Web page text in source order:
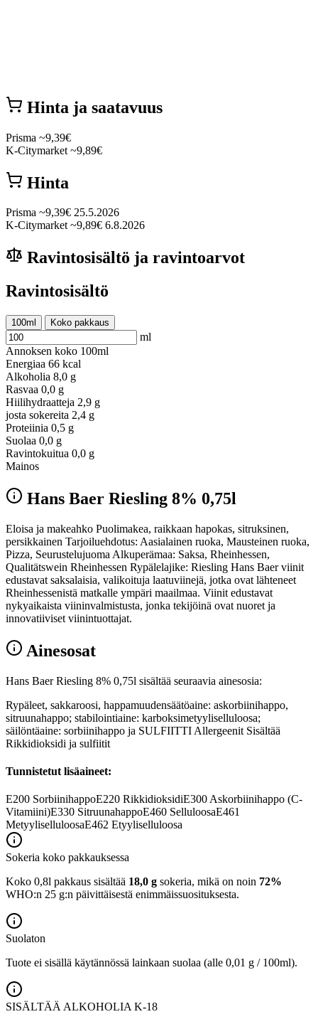
Hinta ja saatavuus
Prisma ~9,39€
K-Citymarket ~9,89€
Hinta
Prisma ~9,39€ 25.5.2026
K-Citymarket ~9,89€ 6.8.2026
Ravintosisältö ja ravintoarvot
Ravintosisältö
100ml Koko pakkaus
ml
Annoksen koko 100ml
Energiaa 66 kcal
Alkoholia 8,0 g
Rasvaa 0,0 g
Hiilihydraatteja 2,9 g
josta sokereita 2,4 g
Proteiinia 0,5 g
Suolaa 0,0 g
Ravintokuitua 0,0 g
Mainos
Hans Baer Riesling 8% 0,75l
Eloisa ja makeahko Puolimakea, raikkaan hapokas, sitruksinen,
persikkainen Tarjoiluehdotus: Aasialainen ruoka, Mausteinen ruoka,
Pizza, Seurustelujuoma Alkuperämaa: Saksa, Rheinhessen,
Qualitätswein Rheinhessen Rypälelajike: Riesling Hans Baer viinit
edustavat saksalaisia, valikoituja laatuviinejä, jotka ovat lähteneet
Rheinhessenistä matkalle ympäri maailmaa. Viinit edustavat
nykyaikaista viininvalmistusta, jonka tekijöinä ovat nuoret ja
innovatiiviset viinintuottajat.
Ainesosat
Hans Baer Riesling 8% 0,75l sisältää seuraavia ainesosia:
Rypäleet, sakkaroosi, happamuudensäätöaine: askorbiinihappo,
sitruunahappo; stabilointiaine: karboksimetyyliselluloosa;
säilöntäaine: sorbiinihappo ja SULFIITTI Allergeenit Sisältää
Rikkidioksidi ja sulfiitit
Tunnistetut lisäaineet:
E200 SorbiinihappoE220 RikkidioksidiE300 Askorbiinihappo (C-
Vitamiini)E330 SitruunahappoE460 SelluloosaE461
MetyyliselluloosaE462 Etyyliselluloosa
Sokeria koko pakkauksessa
Koko 0,8l pakkaus sisältää 18,0 g sokeria, mikä on noin 72%
WHO:n 25 g:n päivittäisestä enimmäissuosituksesta.
Suolaton
Tuote ei sisällä käytännössä lainkaan suolaa (alle 0,01 g / 100ml).
SISÄLTÄÄ ALKOHOLIA K-18